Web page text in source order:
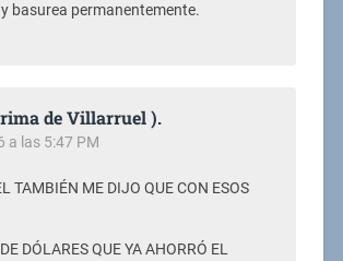
basurea permanentemente.
de Villarruel ).
a las 5:47 PM
TAMBIÉN ME DIJO QUE CON ESOS
DÓLARES QUE YA AHORRÓ EL